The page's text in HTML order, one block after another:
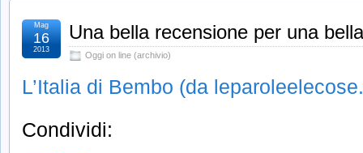
Una bella recensione per una
Oggi on line (archivio)
Mag
16
2013
L’Italia di Bembo (da
Condividi: